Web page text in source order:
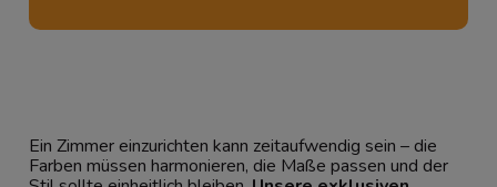
Ein Zimmer einzurichten kann zeitaufwendig sein – die
Farben müssen harmonieren, die Maße passen und der